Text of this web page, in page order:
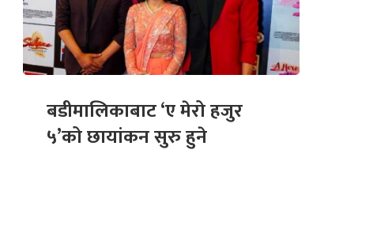
बडीमालिकाबाट ‘ए मेरो हजुर
५’को छायांकन सुरु हुने